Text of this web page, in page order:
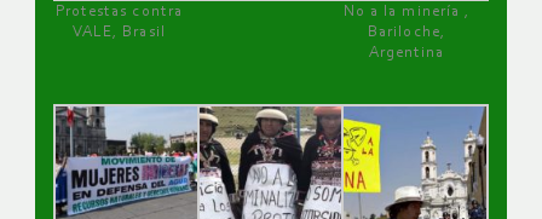
Protestas contra
VALE, Brasil
No a la minería ,
Bariloche,
Argentina